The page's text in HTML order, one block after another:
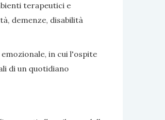
terapeutici e
demenze, disabilità
in cui l'ospite
di un quotidiano